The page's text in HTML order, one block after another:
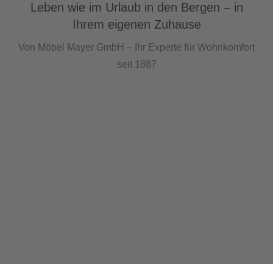
Leben wie im Urlaub in den Bergen – in
Ihrem eigenen Zuhause
Von Möbel Mayer GmbH – Ihr Experte für Wohnkomfort
seit 1887